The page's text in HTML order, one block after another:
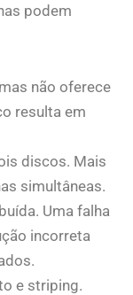
podem
não oferece
resulta em
discos. Mais
simultâneas.
Uma falha
incorreta
e striping.